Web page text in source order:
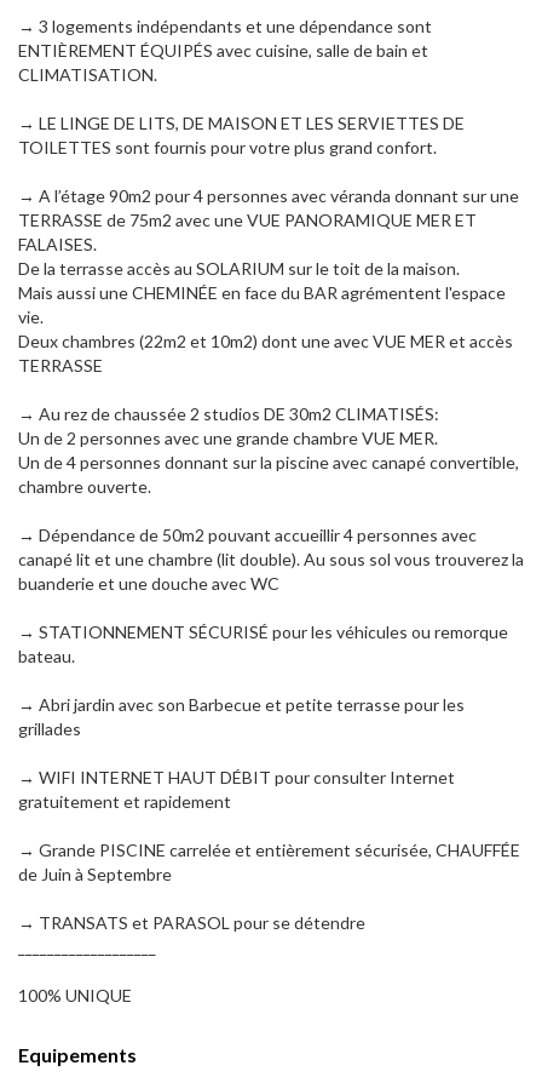
→ 3 logements indépendants et une dépendance sont
ENTIÈREMENT ÉQUIPÉS avec cuisine, salle de bain et
CLIMATISATION.
→ LE LINGE DE LITS, DE MAISON ET LES SERVIETTES DE
TOILETTES sont fournis pour votre plus grand confort.
→ A l’étage 90m2 pour 4 personnes avec véranda donnant sur une
TERRASSE de 75m2 avec une VUE PANORAMIQUE MER ET
FALAISES.
De la terrasse accès au SOLARIUM sur le toit de la maison.
Mais aussi une CHEMINÉE en face du BAR agrémentent l'espace
vie.
Deux chambres (22m2 et 10m2) dont une avec VUE MER et accès
TERRASSE
→ Au rez de chaussée 2 studios DE 30m2 CLIMATISÉS:
Un de 2 personnes avec une grande chambre VUE MER.
Un de 4 personnes donnant sur la piscine avec canapé convertible,
chambre ouverte.
→ Dépendance de 50m2 pouvant accueillir 4 personnes avec
canapé lit et une chambre (lit double). Au sous sol vous trouverez la
buanderie et une douche avec WC
→ STATIONNEMENT SÉCURISÉ pour les véhicules ou remorque
bateau.
→ Abri jardin avec son Barbecue et petite terrasse pour les
grillades
→ WIFI INTERNET HAUT DÉBIT pour consulter Internet
gratuitement et rapidement
→ Grande PISCINE carrelée et entièrement sécurisée, CHAUFFÉE
de Juin à Septembre
→ TRANSATS et PARASOL pour se détendre
100% UNIQUE
Equipements